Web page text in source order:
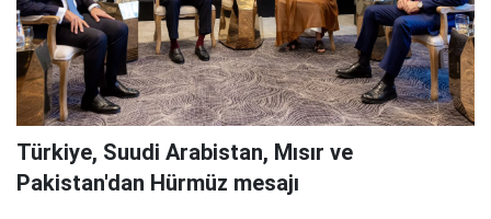
Türkiye, Suudi Arabistan, Mısır ve
Pakistan'dan Hürmüz mesajı